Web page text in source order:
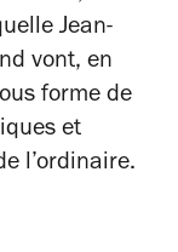
Jean-
vont, en
forme de
et
l’ordinaire.